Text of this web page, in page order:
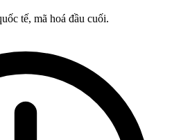
tế, mã hoá đầu cuối.